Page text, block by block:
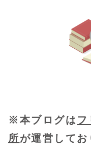
※本ブログは
所が運営してお